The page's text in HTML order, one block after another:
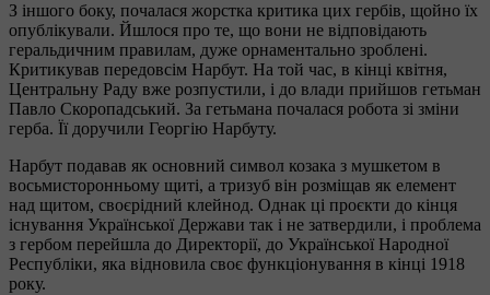
З іншого боку, почалася жорстка критика цих гербів, щойно їх
опублікували. Йшлося про те, що вони не відповідають
геральдичним правилам, дуже орнаментально зроблені.
Критикував передовсім Нарбут. На той час, в кінці квітня,
Центральну Раду вже розпустили, і до влади прийшов гетьман
Павло Скоропадський. За гетьмана почалася робота зі зміни
герба. Її доручили Георгію Нарбуту.
Нарбут подавав як основний символ козака з мушкетом в
восьмисторонньому щиті, а тризуб він розміщав як елемент
над щитом, своєрідний клейнод. Однак ці проєкти до кінця
існування Української Держави так і не затвердили, і проблема
з гербом перейшла до Директорії, до Української Народної
Республіки, яка відновила своє функціонування в кінці 1918
року.